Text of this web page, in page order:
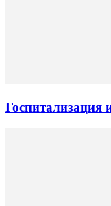
Госпитализация